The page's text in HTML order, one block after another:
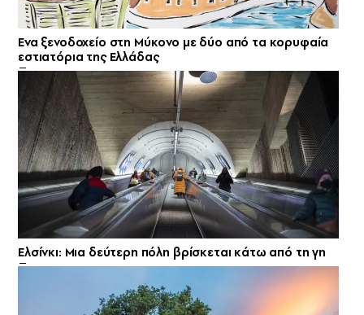
Ενα ξενοδοχείο στη Μύκονο με δύο από τα κορυφαία
εστιατόρια της Ελλάδας
Ελσίνκι: Mια δεύτερη πόλη βρίσκεται κάτω από τη γη